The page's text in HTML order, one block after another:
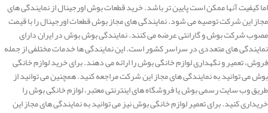
اما کیفیت آنها ممکن است پایین تر باشد. خرید قطعات بوش اورجینال از نمایندگی های
مجاز این شرکت توصیه می شود. نمایندگی های مجاز بوش قطعات اورجینال را با قیمت
مصوب شرکت بوش و گارانتی عرضه می کنند. نمایندگی بوش بوش در ایران دارای
نمایندگی های متعددی در سراسر کشور است. این نمایندگی ها خدمات مختلفی از جمله
فروش، تعمیر و نگهداری لوازم خانگی بوش را ارائه می دهند. برای خرید لوازم خانگی
بوش می توانید به نمایندگی های مجاز این شرکت مراجعه کنید. همچنین می توانید از
طریق وب سایت رسمی بوش یا فروشگاه های اینترنتی معتبر، لوازم خانگی بوش را
خریداری کنید. برای تعمیر لوازم خانگی بوش نیز می توانید به نمایندگی های مجاز این